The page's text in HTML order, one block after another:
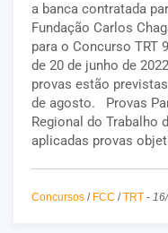
a banca contratada
Fundação Carlos
para o Concurso TRT
de 20 de junho de
provas estão
de agosto. Provas
Regional do Trabalho
aplicadas provas
Concursos / FCC /TRT -